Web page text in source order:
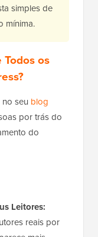
simples de
mínima.
os
seu blog
por trás do
do
Leitores:
reais por